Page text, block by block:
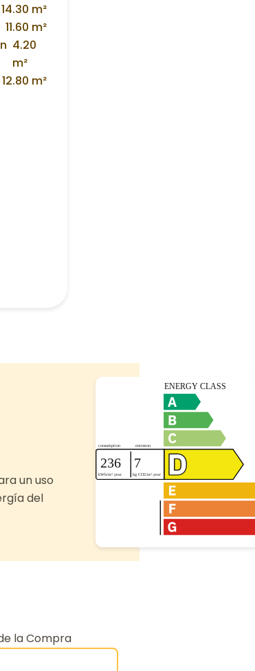
14.30 m²
11.60 m²
4.20
m²
12.80 m²
un uso
del
la Compra